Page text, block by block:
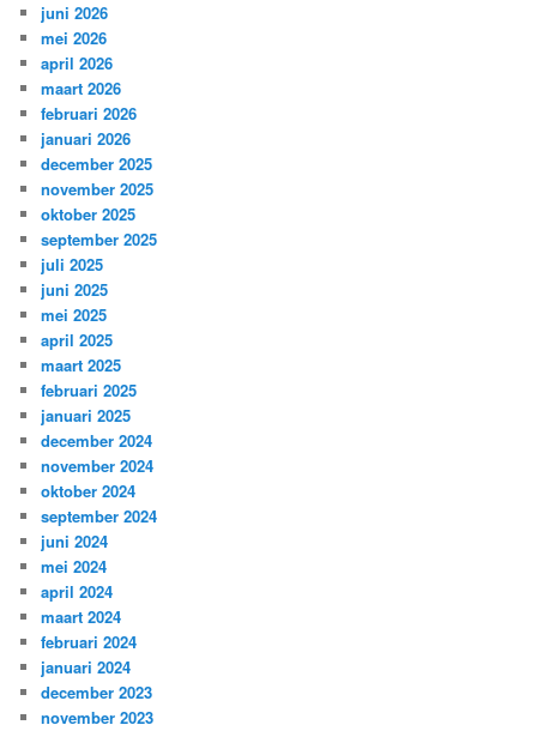
juni 2026
mei 2026
april 2026
maart 2026
februari 2026
januari 2026
december 2025
november 2025
oktober 2025
september 2025
juli 2025
juni 2025
mei 2025
april 2025
maart 2025
februari 2025
januari 2025
december 2024
november 2024
oktober 2024
september 2024
juni 2024
mei 2024
april 2024
maart 2024
februari 2024
januari 2024
december 2023
november 2023